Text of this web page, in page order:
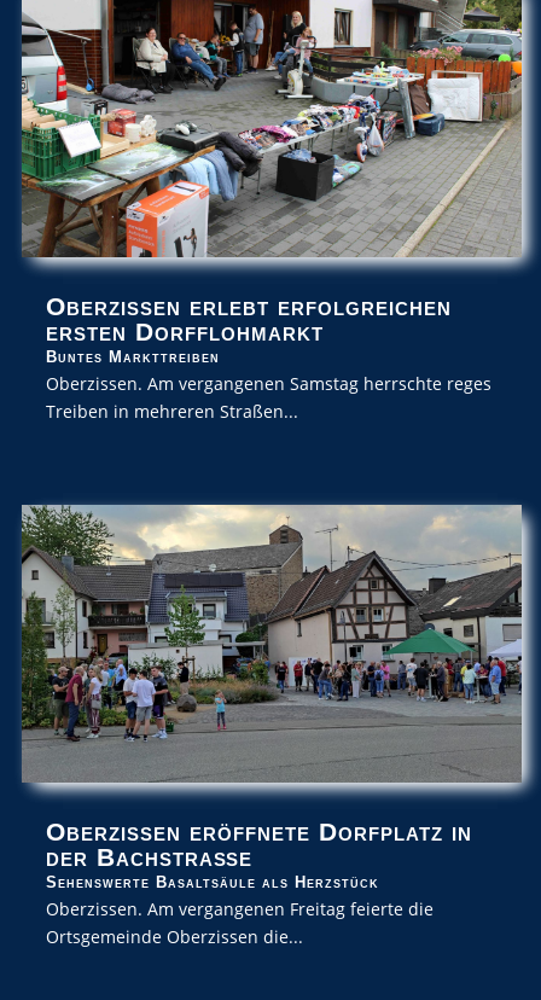
Oberzissen erlebt erfolgreichen
ersten Dorfflohmarkt
Buntes Markttreiben
Oberzissen. Am vergangenen Samstag herrschte reges
Treiben in mehreren Straßen...
Oberzissen eröffnete Dorfplatz in
der Bachstraße
Sehenswerte Basaltsäule als Herzstück
Oberzissen. Am vergangenen Freitag feierte die
Ortsgemeinde Oberzissen die...